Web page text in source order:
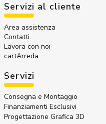
Servizi al cliente
Area assistenza
Contatti
Lavora con noi
cartArreda
Servizi
Consegna e Montaggio
Finanziamenti Esclusivi
Progettazione Grafica 3D